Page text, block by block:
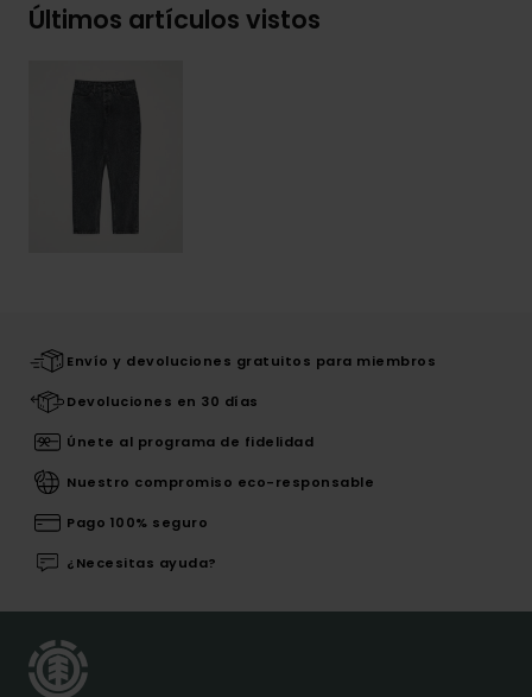
Últimos artículos vistos
Envío y devoluciones gratuitos para miembros
Devoluciones en 30 días
Únete al programa de fidelidad
Nuestro compromiso eco-responsable
Pago 100% seguro
¿Necesitas ayuda?